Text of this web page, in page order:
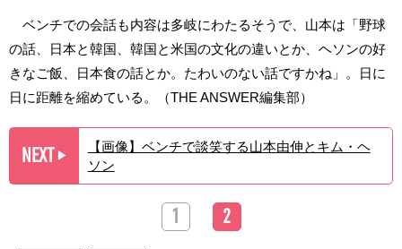
ベンチでの会話も内容は多岐にわたるそうで、山本は「野球
の話、日本と韓国、韓国と米国の文化の違いとか、ヘソンの好
きなご飯、日本食の話とか。たわいのない話ですかね」。日に
日に距離を縮めている。（THE ANSWER編集部）
NEXT ▶︎
【画像】ベンチで談笑する山本由伸とキム・ヘ
ソン
1 2